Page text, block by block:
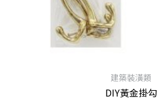
建築裝潢類
DIY黃金掛勾